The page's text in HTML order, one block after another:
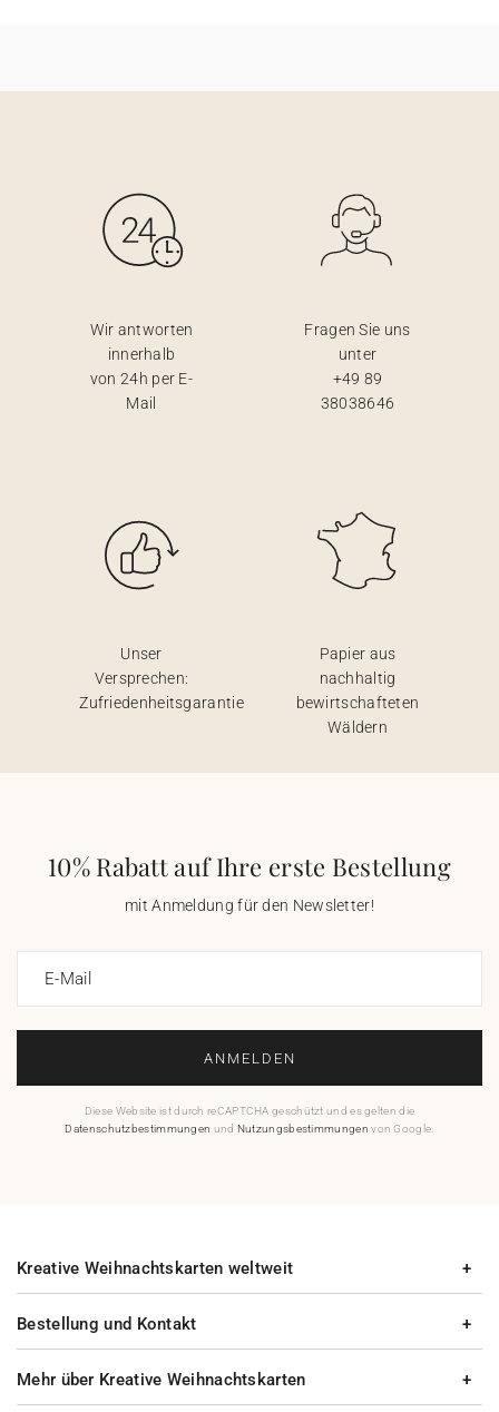
Wir antworten
innerhalb
von 24h per E-
Mail
Fragen Sie uns
unter
+49 89
38038646
Unser
Versprechen:
Zufriedenheitsgarantie
Papier aus
nachhaltig
bewirtschafteten
Wäldern
10% Rabatt auf Ihre erste Bestellung
mit Anmeldung für den Newsletter!
E-Mail
ANMELDEN
Diese Website ist durch reCAPTCHA geschützt und es gelten die
Datenschutzbestimmungen und Nutzungsbestimmungen von Google.
Bestellung und Kontakt
Mehr über Kreative Weihnachtskarten
Kreative Weihnachtskarten weltweit